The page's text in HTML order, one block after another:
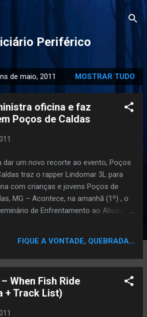
Periférico
de maio, 2011 MOSTRAR TUDO
oficina e faz
Poços de Caldas
dar um novo recorte ao evento, Poços
traz o rapper Lindomar 3L para
com crianças e jovens Poços de
MG – Acontece, na amanhã (1º) , o
de Enfrentamento ao Abuso e
todo o dia, representantes do poder
professores, médicos, autoridades
Social (Cras) de Poços de
devem estar reunidos para discutir
FIQUE A VONTADE, QUEBRADA...
When Fish Ride
+ Track List)